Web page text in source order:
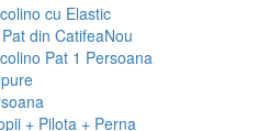
cu Elastic
din CatifeaNou
Pat 1 Persoana
+ Pilota + Perna